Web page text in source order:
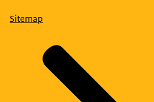
Sitemap